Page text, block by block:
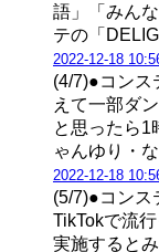
語」「みん
テの「
2022-12-18
(4/7)●コンス
えて一部ダ
と思ったら1
ゃんゆり・
2022-12-18
(5/7)●コンス
TikTokで流
実施すると